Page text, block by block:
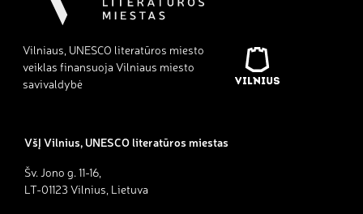
Vilniaus, UNESCO literatūros miesto
veiklas finansuoja Vilniaus miesto
savivaldybė
VšĮ Vilnius, UNESCO literatūros miestas
Šv. Jono g. 11-16,
LT-01123 Vilnius, Lietuva